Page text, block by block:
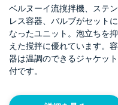
KTT-J-L】
ベルヌーイ流撹拌機、ステン
レス容器、バルブがセットに
なったユニット。泡立ちを抑
えた撹拌に優れています。容
器は温調のできるジャケット
付です。